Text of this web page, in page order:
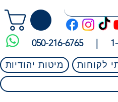
050-216-6765 |
לקוחות
מיטות יהודיות